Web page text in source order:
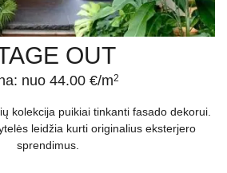
OUT
nuo 44.00 €/m2
kolekcija puikiai tinkanti fasado dekorui.
leidžia kurti originalius eksterjero
sprendimus.